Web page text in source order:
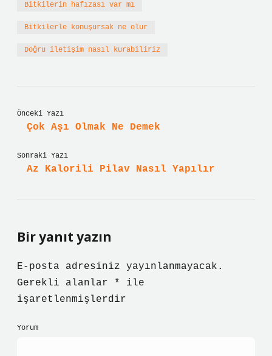
Bitkilerin hafızası var mı
Bitkilerle konuşursak ne olur
Doğru iletişim nasıl kurabiliriz
Önceki Yazı
Çok Aşı Olmak Ne Demek
Sonraki Yazı
Az Kalorili Pilav Nasıl Yapılır
Bir yanıt yazın
E-posta adresiniz yayınlanmayacak.
Gerekli alanlar
*
ile
işaretlenmişlerdir
Yorum